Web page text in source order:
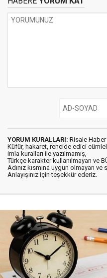
YORUM KURALLARI: Risale Haber
Küfür, hakaret, rencide edici
imla kuralları ile yazılmamış,
Türkçe karakter kullanılmayan ve
Adınız kısmına uygun olmayan
Anlayışınız için teşekkür ederiz.